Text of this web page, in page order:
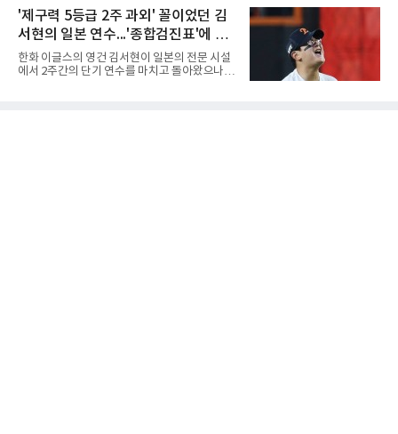
비교하기 어려울 정도로 폭염이 길어지고 강해
지고 있다. 여기에 장마, 이
회 남자 18세 이하부 준결승에서 남성고를 세트
스코어 3-1(25-17, 17-25, 25-21, 25-17)로 꺾
고 결승행 티켓을 따냈다. 인하부고는 높은 공격
성공률을 앞세워 경기 주도권을 잡으며 승리를
거뒀다.수성고도 준결승에서 속초고를 상대로
안정된 조직력을 바탕으로 3-1(25-23, 25-16,
'제구력 5등급 2주 과외' 꼴이었던 김
서현의 일본 연수...'종합검진표'에 불
과
한화 이글스의 영건 김서현이 일본의 전문 시설
에서 2주간의 단기 연수를 마치고 돌아왔으나,